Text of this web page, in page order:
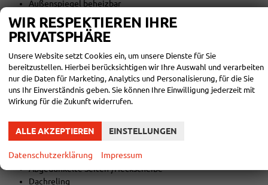
Außenspiegel beheizbar
Fahrersitz höhenverstellbar
Lendenwirbelstütze Fahrer
Armlehne Fahrer
Kindersitzvorbereitung (ISOFIX)
Rücksitzbank teilbar
5 Kopfstützen
Lederschalthebel
Multifunktionslenkrad
Lenkrad höhenverstellbar
EXTRAS:
Abgedunkelte Seiten-/Heckscheibe
Dachreling
WIR RESPEKTIEREN IHRE
PRIVATSPHÄRE
Unsere Website setzt Cookies ein, um unsere Dienste für Sie
bereitzustellen. Hierbei berücksichtigen wir Ihre Auswahl und verarbeiten
nur die Daten für Marketing, Analytics und Personalisierung, für die Sie
uns Ihr Einverständnis geben. Sie können Ihre Einwilligung jederzeit mit
Wirkung für die Zukunft widerrufen.
ALLE AKZEPTIEREN EINSTELLUNGEN
Datenschutzerklärung Impressum